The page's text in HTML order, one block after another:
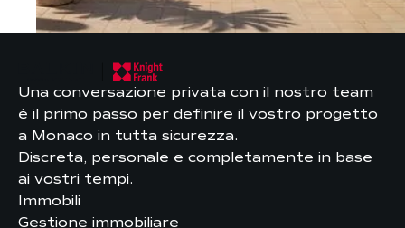
Una conversazione privata con il nostro team
è il primo passo per definire il vostro progetto
a Monaco in tutta sicurezza.
Discreta, personale e completamente in base
ai vostri tempi.
Immobili
Gestione immobiliare